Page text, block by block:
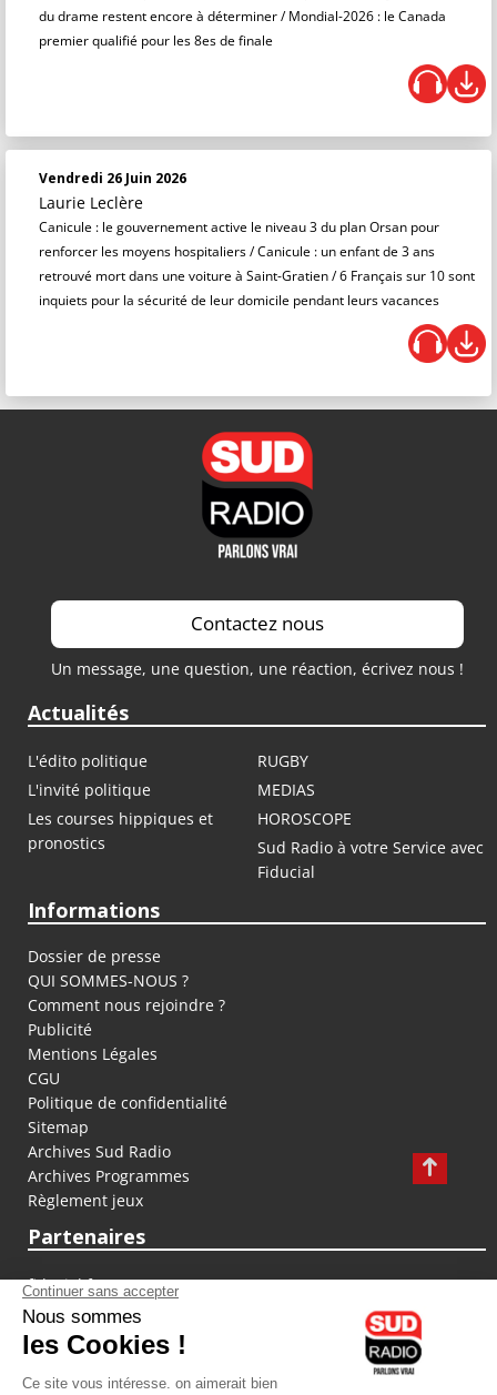
du drame restent encore à déterminer / Mondial-2026 : le Canada
premier qualifié pour les 8es de finale
Vendredi 26 Juin 2026
Laurie Leclère
Canicule : le gouvernement active le niveau 3 du plan Orsan pour
renforcer les moyens hospitaliers / Canicule : un enfant de 3 ans
retrouvé mort dans une voiture à Saint-Gratien / 6 Français sur 10 sont
inquiets pour la sécurité de leur domicile pendant leurs vacances
Contactez nous
Un message, une question, une réaction, écrivez nous !
Actualités
L'édito politique
RUGBY
L'invité politique
MEDIAS
Les courses hippiques et
pronostics
HOROSCOPE
Sud Radio à votre Service avec
Fiducial
Informations
Dossier de presse
QUI SOMMES-NOUS ?
Comment nous rejoindre ?
Publicité
Mentions Légales
CGU
Politique de confidentialité
Sitemap
Archives Sud Radio
Archives Programmes
Règlement jeux
Partenaires
fiducial.fr
lyoncapitale.fr
olympique-et-lyonnais.com
L'application Iphone / Android